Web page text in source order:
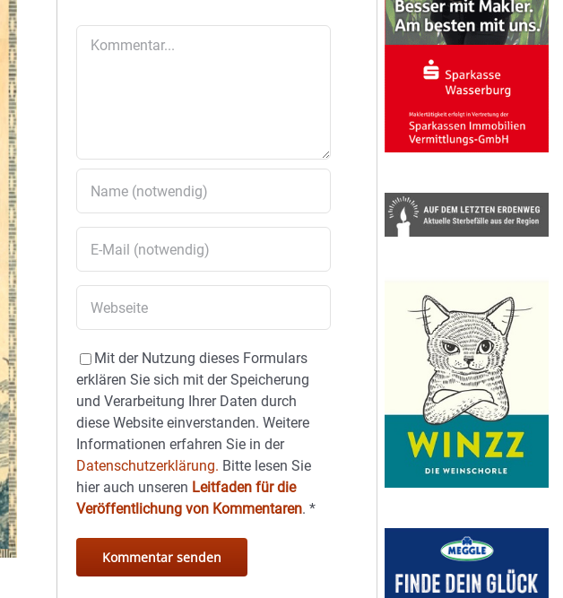
Mit der Nutzung dieses Formulars
erklären Sie sich mit der Speicherung
und Verarbeitung Ihrer Daten durch
diese Website einverstanden. Weitere
Informationen erfahren Sie in der
Datenschutzerklärung. Bitte lesen Sie
hier auch unseren Leitfaden für die
Veröffentlichung von Kommentaren.*